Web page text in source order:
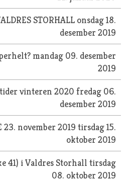
STORHALL onsdag 18.
desember 2019
mandag 09. desember
2019
vinteren 2020 fredag 06.
desember 2019
23. november 2019 tirsdag 15.
oktober 2019
41) i Valdres Storhall tirsdag
08. oktober 2019